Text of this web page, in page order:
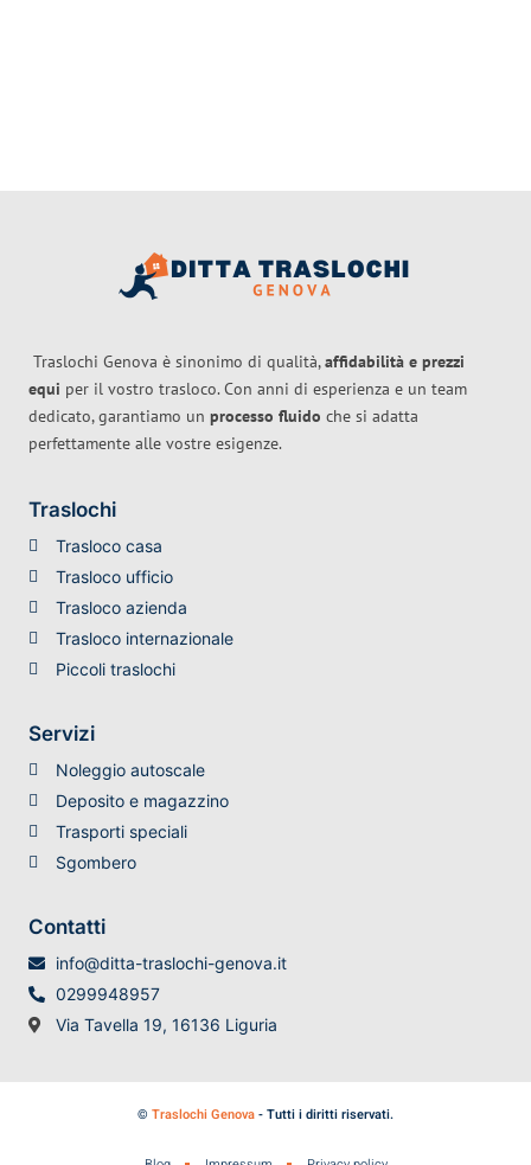
Traslochi Genova è sinonimo di qualità,affidabilità e prezzi
equi per il vostro trasloco. Con anni di esperienza e un team
dedicato, garantiamo un processo fluido che si adatta
perfettamente alle vostre esigenze.
Traslochi
Trasloco casa
Trasloco ufficio
Trasloco azienda
Trasloco internazionale
Piccoli traslochi
Servizi
Noleggio autoscale
Deposito e magazzino
Trasporti speciali
Sgombero
Contatti
info@ditta-traslochi-genova.it
0299948957
Via Tavella 19, 16136 Liguria
© Traslochi Genova- Tutti i diritti riservati.